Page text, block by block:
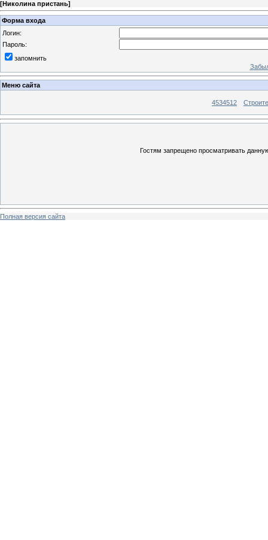
[Николина пристань]
Форма входа
Логин:
Пароль:
запомнить
Меню сайта
4534512
Гостям запрещено просматривать
Полная версия сайта